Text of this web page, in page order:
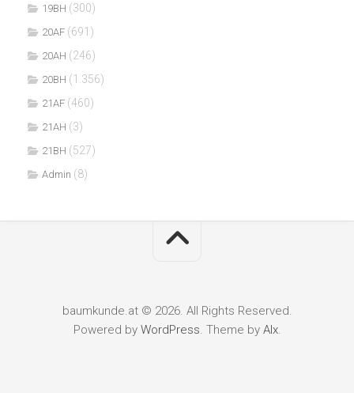
19BH (300)
20AF (691)
20AH (246)
20BH (1.356)
21AF (460)
21AH (3)
21BH (527)
Admin (8)
baumkunde.at © 2026. All Rights Reserved.
Powered by WordPress. Theme by Alx.